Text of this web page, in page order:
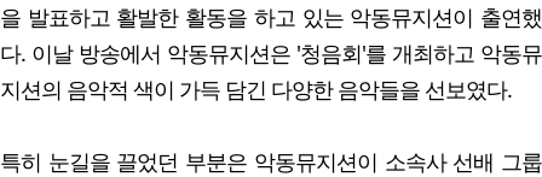
을 발표하고 활발한 활동을 하고 있는 악동뮤지션이 출연했
다. 이날 방송에서 악동뮤지션은 '청음회'를 개최하고 악동뮤
지션의 음악적 색이 가득 담긴 다양한 음악들을 선보였다.
특히 눈길을 끌었던 부분은 악동뮤지션이 소속사 선배 그룹